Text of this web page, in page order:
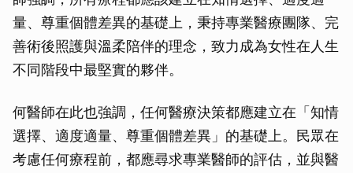
量、尊重個體差異的基礎上，秉持專業醫療團隊、完
善術後照護與溫柔陪伴的理念，致力成為女性在人生
不同階段中最堅實的夥伴。
何醫師在此也強調，任何醫療決策都應建立在「知情
選擇、適度適量、尊重個體差異」的基礎上。民眾在
考慮任何療程前，都應尋求專業醫師的評估，並與醫